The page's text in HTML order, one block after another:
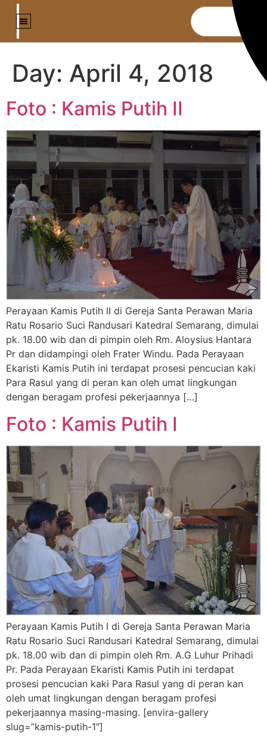
Day: April 4, 2018
Foto : Kamis Putih II
Perayaan Kamis Putih II di Gereja Santa Perawan Maria
Ratu Rosario Suci Randusari Katedral Semarang, dimulai
pk. 18.00 wib dan di pimpin oleh Rm. Aloysius Hantara
Pr dan didampingi oleh Frater Windu. Pada Perayaan
Ekaristi Kamis Putih ini terdapat prosesi pencucian kaki
Para Rasul yang di peran kan oleh umat lingkungan
dengan beragam profesi pekerjaannya […]
Foto : Kamis Putih I
Perayaan Kamis Putih I di Gereja Santa Perawan Maria
Ratu Rosario Suci Randusari Katedral Semarang, dimulai
pk. 18.00 wib dan di pimpin oleh Rm. A.G Luhur Prihadi
Pr. Pada Perayaan Ekaristi Kamis Putih ini terdapat
prosesi pencucian kaki Para Rasul yang di peran kan
oleh umat lingkungan dengan beragam profesi
pekerjaannya masing-masing. [envira-gallery
slug=”kamis-putih-1″]